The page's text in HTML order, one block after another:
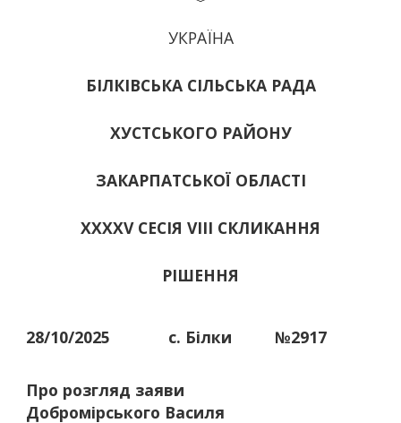
УКРАЇНА
БІЛКІВСЬКА СІЛЬСЬКА РАДА
ХУСТСЬКОГО РАЙОНУ
ЗАКАРПАТСЬКОЇ ОБЛАСТІ
ХХХХV СЕСІЯ VIII СКЛИКАННЯ
РІШЕННЯ
28/10/2025 с. Білки №2917
Про розгляд заяви
Добромірського Василя